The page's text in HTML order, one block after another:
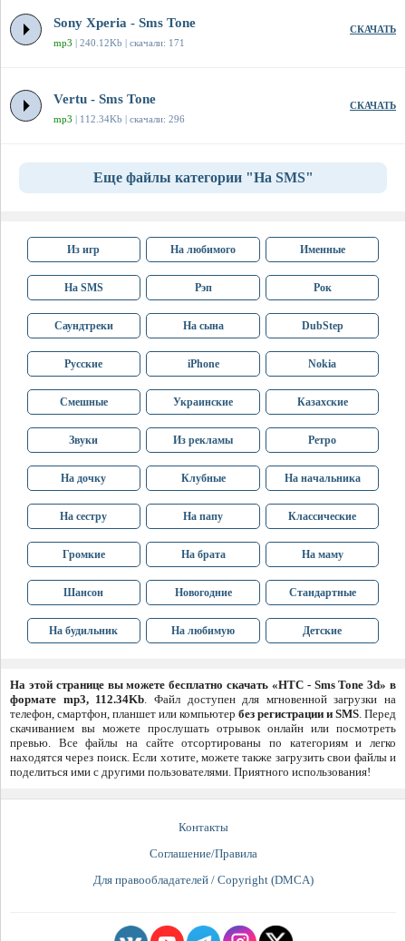
Sony Xperia - Sms Tone
mp3 | 240.12Kb | скачали: 171
СКАЧАТЬ
Vertu - Sms Tone
mp3 | 112.34Kb | скачали: 296
СКАЧАТЬ
Еще файлы категории "На SMS"
Из игр На любимого Именные
На SMS Рэп Рок
Саундтреки На сына DubStep
Русские iPhone Nokia
Смешные Украинские Казахские
Звуки Из рекламы Ретро
На дочку Клубные На начальника
На сестру На папу Классические
Громкие На брата На маму
Шансон Новогодние Стандартные
На будильник На любимую Детские
На этой странице вы можете бесплатно скачать «HTC - Sms Tone 3d» в
формате mp3, 112.34Kb. Файл доступен для мгновенной загрузки на
телефон, смартфон, планшет или компьютер без регистрации и SMS. Перед
скачиванием вы можете прослушать отрывок онлайн или посмотреть
превью. Все файлы на сайте отсортированы по категориям и легко
находятся через поиск. Если хотите, можете также загрузить свои файлы и
поделиться ими с другими пользователями. Приятного использования!
Контакты
Соглашение/Правила
Для правообладателей / Copyright (DMCA)